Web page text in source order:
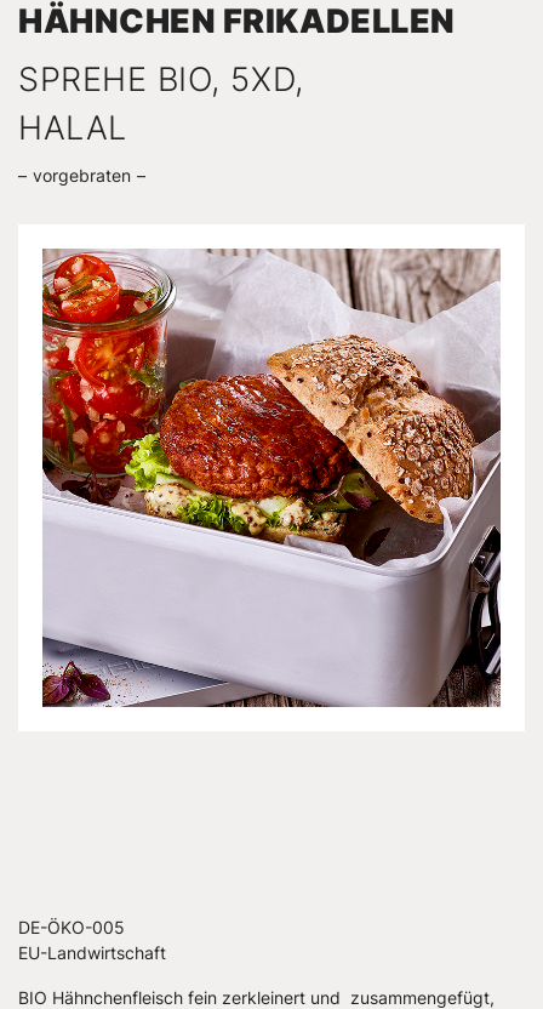
HÄHNCHEN FRIKADELLEN
SPREHE BIO, 5XD,
HALAL
vorgebraten
DE-ÖKO-005
EU-Landwirtschaft
BIO Hähnchenfleisch fein zerkleinert und zusammengefügt,